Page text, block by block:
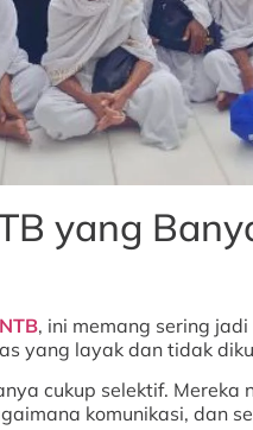
yang
, ini memang sering
yang layak dan tidak
cukup selektif. Mereka
komunikasi, dan